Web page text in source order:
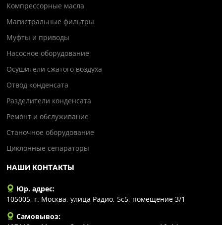
Компрессорные масла
Магистральные фильтры
Муфты и приводы
Насосное оборудование
Осушители сжатого воздуха
Отвод конденсата
Разделители конденсата
Ремонт и обслуживание
Станочное оборудование
Циклонные сепараторы
НАШИ КОНТАКТЫ
Юр. адрес:
105005, г. Москва, улица Радио, 5с5, помещение 3/1
Самовывоз: